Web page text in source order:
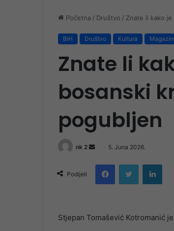
Početna / Društvo / Znate li kako
BiH Društvo Kultura Magazin
Znate li
bosanski
pogubljen
nk 2
Send
email
5. Juna 2026.
Podijeli
FacebookTwitter
Stjepan Tomašević Kotromanić